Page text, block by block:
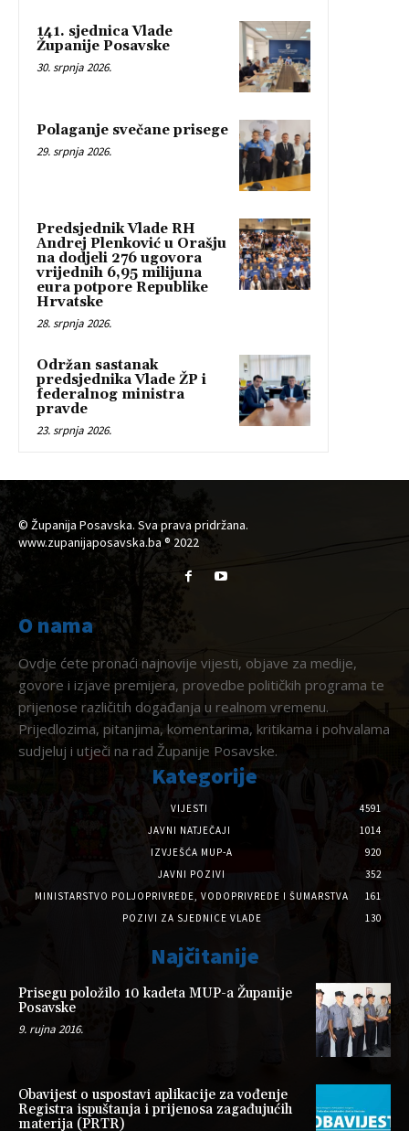
141. sjednica Vlade
Županije Posavske
30. srpnja 2026.
Polaganje svečane prisege
29. srpnja 2026.
Predsjednik Vlade RH
Andrej Plenković u Orašju
na dodjeli 276 ugovora
vrijednih 6,95 milijuna
eura potpore Republike
Hrvatske
28. srpnja 2026.
Održan sastanak
predsjednika Vlade ŽP i
federalnog ministra
pravde
23. srpnja 2026.
© Županija Posavska. Sva prava pridržana.
www.zupanijaposavska.ba ® 2022
O nama
Ovdje ćete pronaći najnovije vijesti, objave za medije,
govore i izjave premijera, provedbe političkih programa te
prijenose različitih događanja u realnom vremenu.
Prijedlozima, pitanjima, komentarima, kritikama i pohvalama
sudjeluj i utječi na rad Županije Posavske.
Kategorije
VIJESTI
4591
JAVNI NATJEČAJI
1014
IZVJEŠĆA MUP-A
920
JAVNI POZIVI
352
MINISTARSTVO POLJOPRIVREDE, VODOPRIVREDE I ŠUMARSTVA
161
POZIVI ZA SJEDNICE VLADE
130
Najčitanije
Prisegu položilo 10 kadeta MUP-a Županije
Posavske
9. rujna 2016.
Obavijest o uspostavi aplikacije za vođenje
Registra ispuštanja i prijenosa zagađujućih
materija (PRTR)